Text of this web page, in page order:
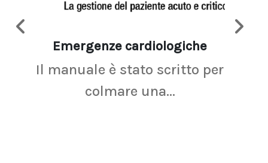
Emergenze cardiologiche
Il manuale è stato scritto per
colmare una...